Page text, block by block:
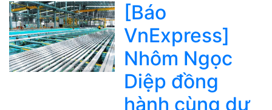
[Báo
VnExpress]
Nhôm Ngọc
Diệp đồng
hành cùng dự